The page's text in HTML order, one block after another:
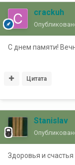
crackuh
С днем памяти!
Цитата
Stanislav
Здоровья и